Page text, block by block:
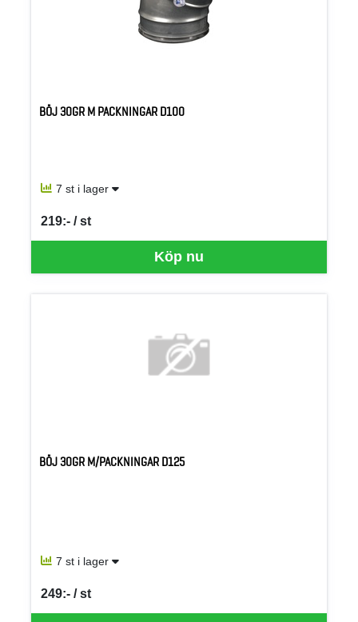
BÖJ 30GR M PACKNINGAR D100
7 st i lager
Köp nu
219:- / st
SEK per ST
BÖJ 30GR M/PACKNINGAR D125
7 st i lager
249:- / st
SEK per ST